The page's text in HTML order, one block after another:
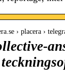
› placera ›